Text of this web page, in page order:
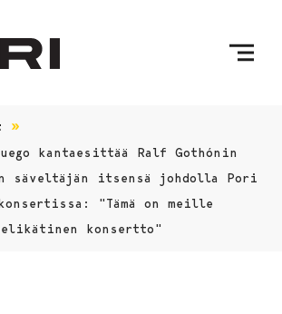
kantaesittää Ralf Gothónin
säveltäjän itsensä johdolla Pori
"Tämä on meille
konsertto"